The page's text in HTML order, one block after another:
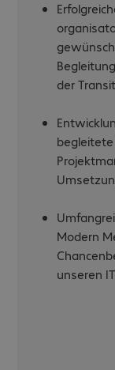
der
Modern
unseren